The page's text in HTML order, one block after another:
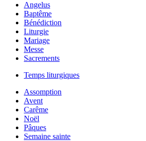
Angelus
Baptême
Bénédiction
Liturgie
Mariage
Messe
Sacrements
Temps liturgiques
Assomption
Avent
Carême
Noël
Pâques
Semaine sainte